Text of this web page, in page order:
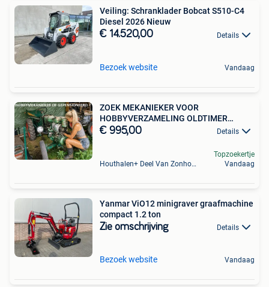
Veiling: Schranklader Bobcat S510-C4
Diesel 2026 Nieuw
€ 14.520,00 Details
Bezoek website Vandaag
ZOEK MEKANIEKER VOOR
HOBBYVERZAMELING OLDTIMER
MINITRACTOREN
€ 995,00 Details
Houthalen+ Deel Van Zonhoven En Zolder
Topzoekertje
Vandaag
Yanmar ViO12 minigraver graafmachine
compact 1.2 ton
Zie omschrijving Details
Bezoek website Vandaag